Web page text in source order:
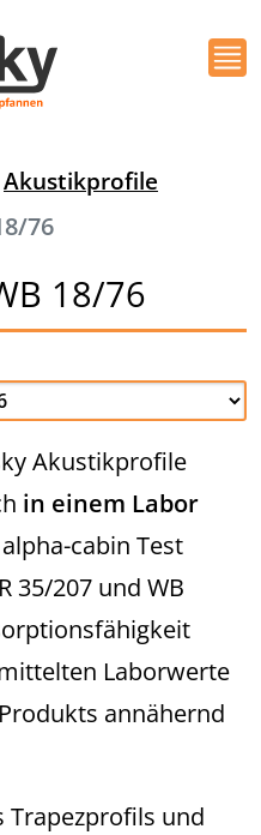
Akustikprofile
76
18/76
Akustikprofile
in einem Labor
cabin Test
35/207 und WB
Laborwerte
annähernd
Trapezprofils und